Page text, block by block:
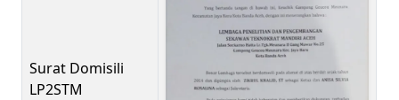
Surat Domisili
LP2STM